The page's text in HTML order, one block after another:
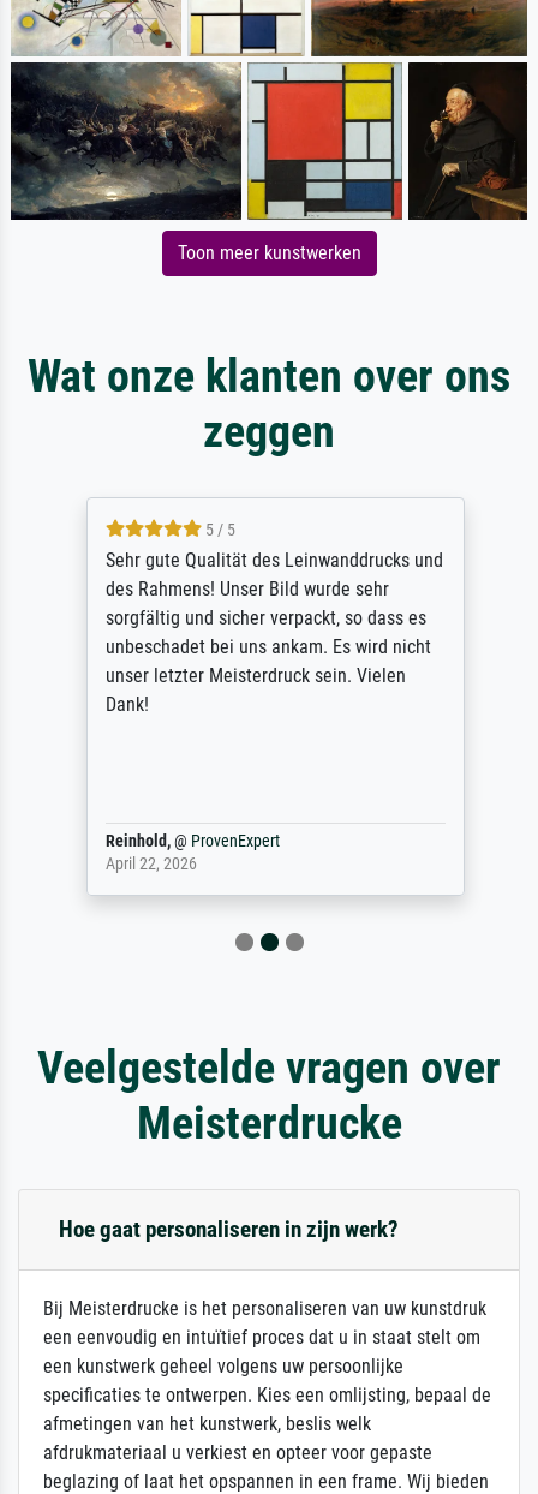
Toon meer kunstwerken
Wat onze klanten over ons
zeggen
5 / 5
Sehr gute Qualität des Leinwanddrucks und
des Rahmens! Unser Bild wurde sehr
sorgfältig und sicher verpackt, so dass es
unbeschadet bei uns ankam. Es wird nicht
unser letzter Meisterdruck sein. Vielen
Dank!
Reinhold,@ProvenExpert
April 22, 2026
Veelgestelde vragen over
Meisterdrucke
Hoe gaat personaliseren in zijn werk?
Bij Meisterdrucke is het personaliseren van uw kunstdruk
een eenvoudig en intuïtief proces dat u in staat stelt om
een kunstwerk geheel volgens uw persoonlijke
specificaties te ontwerpen. Kies een omlijsting, bepaal de
afmetingen van het kunstwerk, beslis welk
afdrukmateriaal u verkiest en opteer voor gepaste
beglazing of laat het opspannen in een frame. Wij bieden